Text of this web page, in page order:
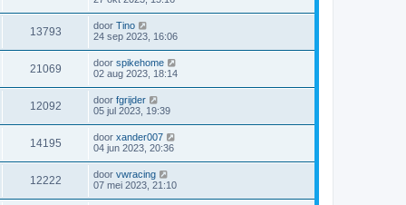
13793 door Tino
24 sep 2023, 16:06
21069 door spikehome
02 aug 2023, 18:14
12092 door fgrijder
05 jul 2023, 19:39
14195 door xander007
04 jun 2023, 20:36
12222 door vwracing
07 mei 2023, 21:10